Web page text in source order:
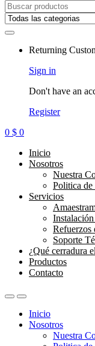
Returning
Sign in
Don't have an
Register
0 $ 0
Inicio
Nosotros
Nuestra
Politica de
Servicios
Refuerzos
Soporte
¿Qué cerradura
Productos
Contacto
Inicio
Nosotros
Nuestra